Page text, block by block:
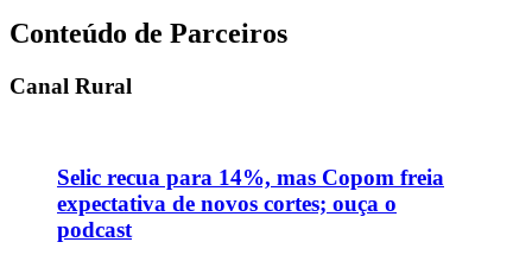
Conteúdo de Parceiros
Canal Rural
Selic recua para 14%, mas Copom freia
expectativa de novos cortes; ouça o
podcast